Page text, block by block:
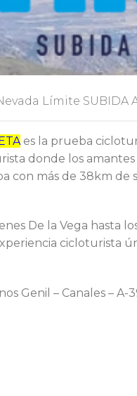
Límite SUBIDA
es la prueba
donde los amantes
con más de 38km de
De la Vega hasta
cicloturista
Genil – Canales –